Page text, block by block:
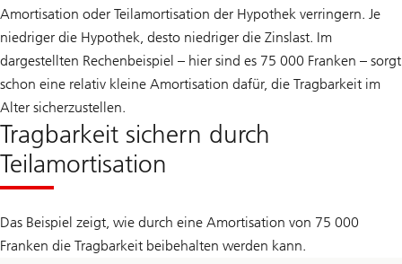
Amortisation oder Teilamortisation der Hypothek verringern. Je
niedriger die Hypothek, desto niedriger die Zinslast. Im
dargestellten Rechenbeispiel – hier sind es 75 000 Franken – sorgt
schon eine relativ kleine Amortisation dafür, die Tragbarkeit im
Alter sicherzustellen.
Tragbarkeit sichern durch
Teilamortisation
Das Beispiel zeigt, wie durch eine Amortisation von 75 000
Franken die Tragbarkeit beibehalten werden kann.